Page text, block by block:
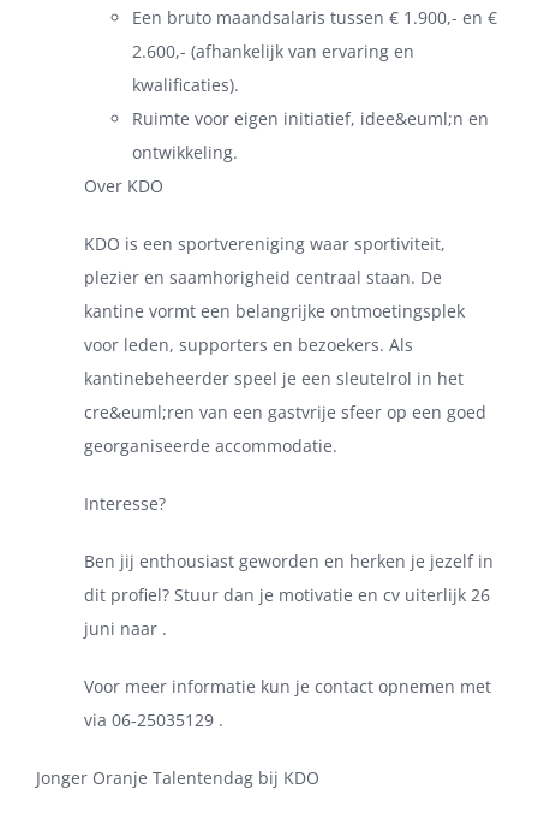
Een bruto maandsalaris tussen € 1.900,- en €
2.600,- (afhankelijk van ervaring en
kwalificaties).
Ruimte voor eigen initiatief, idee&euml;n en
ontwikkeling.
Over KDO
KDO is een sportvereniging waar sportiviteit,
plezier en saamhorigheid centraal staan. De
kantine vormt een belangrijke ontmoetingsplek
voor leden, supporters en bezoekers. Als
kantinebeheerder speel je een sleutelrol in het
cre&euml;ren van een gastvrije sfeer op een goed
georganiseerde accommodatie.
Interesse?
Ben jij enthousiast geworden en herken je jezelf in
dit profiel? Stuur dan je motivatie en cv uiterlijk 26
juni naar .
Voor meer informatie kun je contact opnemen met
via 06‑25035129 .
Jonger Oranje Talentendag bij KDO